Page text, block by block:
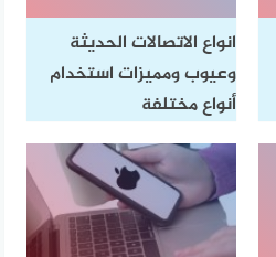
انواع الاتصالات الحديثة
وعيوب ومميزات استخدام
أنواع مختلفة